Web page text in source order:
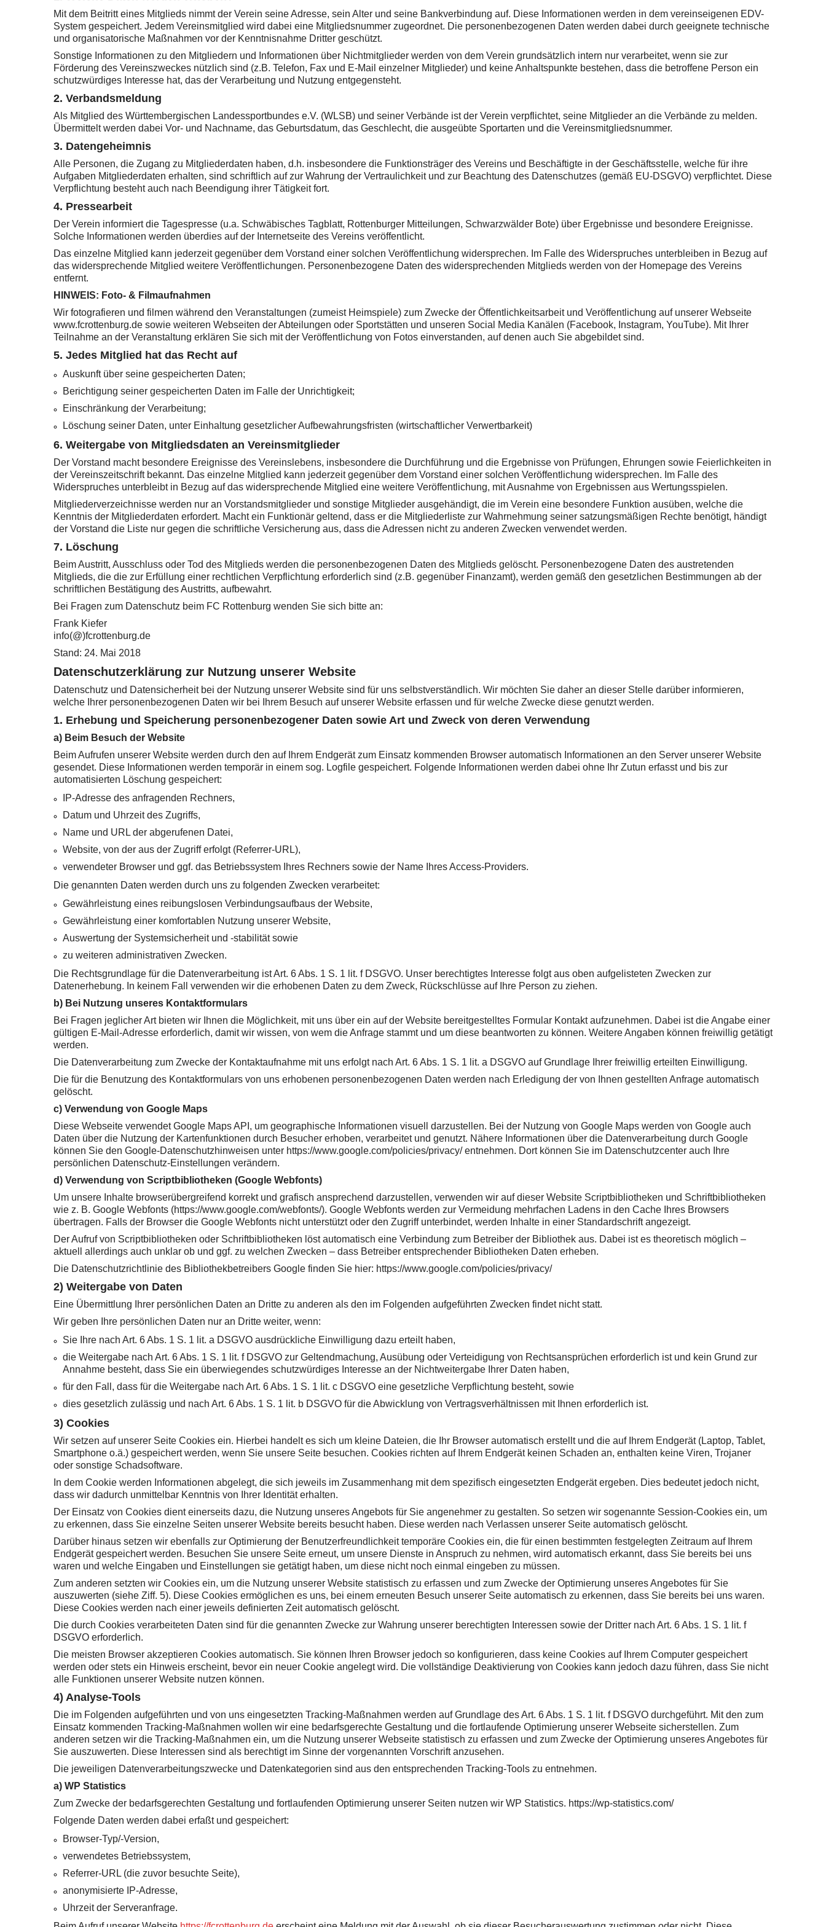
Mit dem Beitritt eines Mitglieds nimmt der Verein seine Adresse, sein Alter und seine Bankverbindung auf. Diese Informationen werden in dem vereinseigenen EDV-
System gespeichert. Jedem Vereinsmitglied wird dabei eine Mitgliedsnummer zugeordnet. Die personenbezogenen Daten werden dabei durch geeignete technische
und organisatorische Maßnahmen vor der Kenntnisnahme Dritter geschützt.
Sonstige Informationen zu den Mitgliedern und Informationen über Nichtmitglieder werden von dem Verein grundsätzlich intern nur verarbeitet, wenn sie zur
Förderung des Vereinszweckes nützlich sind (z.B. Telefon, Fax und E-Mail einzelner Mitglieder) und keine Anhaltspunkte bestehen, dass die betroffene Person ein
schutzwürdiges Interesse hat, das der Verarbeitung und Nutzung entgegensteht.
2. Verbandsmeldung
Als Mitglied des Württembergischen Landessportbundes e.V. (WLSB) und seiner Verbände ist der Verein verpflichtet, seine Mitglieder an die Verbände zu melden.
Übermittelt werden dabei Vor- und Nachname, das Geburtsdatum, das Geschlecht, die ausgeübte Sportarten und die Vereinsmitgliedsnummer.
3. Datengeheimnis
Alle Personen, die Zugang zu Mitgliederdaten haben, d.h. insbesondere die Funktionsträger des Vereins und Beschäftigte in der Geschäftsstelle, welche für ihre
Aufgaben Mitgliederdaten erhalten, sind schriftlich auf zur Wahrung der Vertraulichkeit und zur Beachtung des Datenschutzes (gemäß EU-DSGVO) verpflichtet. Diese
Verpflichtung besteht auch nach Beendigung ihrer Tätigkeit fort.
4. Pressearbeit
Der Verein informiert die Tagespresse (u.a. Schwäbisches Tagblatt, Rottenburger Mitteilungen, Schwarzwälder Bote) über Ergebnisse und besondere Ereignisse.
Solche Informationen werden überdies auf der Internetseite des Vereins veröffentlicht.
Das einzelne Mitglied kann jederzeit gegenüber dem Vorstand einer solchen Veröffentlichung widersprechen. Im Falle des Widerspruches unterbleiben in Bezug auf
das widersprechende Mitglied weitere Veröffentlichungen. Personenbezogene Daten des widersprechenden Mitglieds werden von der Homepage des Vereins
entfernt.
HINWEIS: Foto- & Filmaufnahmen
Wir fotografieren und filmen während den Veranstaltungen (zumeist Heimspiele) zum Zwecke der Öffentlichkeitsarbeit und Veröffentlichung auf unserer Webseite
www.fcrottenburg.de sowie weiteren Webseiten der Abteilungen oder Sportstätten und unseren Social Media Kanälen (Facebook, Instagram, YouTube). Mit Ihrer
Teilnahme an der Veranstaltung erklären Sie sich mit der Veröffentlichung von Fotos einverstanden, auf denen auch Sie abgebildet sind.
5. Jedes Mitglied hat das Recht auf
Auskunft über seine gespeicherten Daten;
Berichtigung seiner gespeicherten Daten im Falle der Unrichtigkeit;
Einschränkung der Verarbeitung;
Löschung seiner Daten, unter Einhaltung gesetzlicher Aufbewahrungsfristen (wirtschaftlicher Verwertbarkeit)
6. Weitergabe von Mitgliedsdaten an Vereinsmitglieder
Der Vorstand macht besondere Ereignisse des Vereinslebens, insbesondere die Durchführung und die Ergebnisse von Prüfungen, Ehrungen sowie Feierlichkeiten in
der Vereinszeitschrift bekannt. Das einzelne Mitglied kann jederzeit gegenüber dem Vorstand einer solchen Veröffentlichung widersprechen. Im Falle des
Widerspruches unterbleibt in Bezug auf das widersprechende Mitglied eine weitere Veröffentlichung, mit Ausnahme von Ergebnissen aus Wertungsspielen.
Mitgliederverzeichnisse werden nur an Vorstandsmitglieder und sonstige Mitglieder ausgehändigt, die im Verein eine besondere Funktion ausüben, welche die
Kenntnis der Mitgliederdaten erfordert. Macht ein Funktionär geltend, dass er die Mitgliederliste zur Wahrnehmung seiner satzungsmäßigen Rechte benötigt, händigt
der Vorstand die Liste nur gegen die schriftliche Versicherung aus, dass die Adressen nicht zu anderen Zwecken verwendet werden.
7. Löschung
Beim Austritt, Ausschluss oder Tod des Mitglieds werden die personenbezogenen Daten des Mitglieds gelöscht. Personenbezogene Daten des austretenden
Mitglieds, die die zur Erfüllung einer rechtlichen Verpflichtung erforderlich sind (z.B. gegenüber Finanzamt), werden gemäß den gesetzlichen Bestimmungen ab der
schriftlichen Bestätigung des Austritts, aufbewahrt.
Bei Fragen zum Datenschutz beim FC Rottenburg wenden Sie sich bitte an:
Frank Kiefer
info(@)fcrottenburg.de
Stand: 24. Mai 2018
Datenschutzerklärung zur Nutzung unserer Website
Datenschutz und Datensicherheit bei der Nutzung unserer Website sind für uns selbstverständlich. Wir möchten Sie daher an dieser Stelle darüber informieren,
welche Ihrer personenbezogenen Daten wir bei Ihrem Besuch auf unserer Website erfassen und für welche Zwecke diese genutzt werden.
1. Erhebung und Speicherung personenbezogener Daten sowie Art und Zweck von deren Verwendung
a) Beim Besuch der Website
Beim Aufrufen unserer Website werden durch den auf Ihrem Endgerät zum Einsatz kommenden Browser automatisch Informationen an den Server unserer Website
gesendet. Diese Informationen werden temporär in einem sog. Logfile gespeichert. Folgende Informationen werden dabei ohne Ihr Zutun erfasst und bis zur
automatisierten Löschung gespeichert:
IP-Adresse des anfragenden Rechners,
Datum und Uhrzeit des Zugriffs,
Name und URL der abgerufenen Datei,
Website, von der aus der Zugriff erfolgt (Referrer-URL),
verwendeter Browser und ggf. das Betriebssystem Ihres Rechners sowie der Name Ihres Access-Providers.
Die genannten Daten werden durch uns zu folgenden Zwecken verarbeitet:
Gewährleistung eines reibungslosen Verbindungsaufbaus der Website,
Gewährleistung einer komfortablen Nutzung unserer Website,
Auswertung der Systemsicherheit und -stabilität sowie
zu weiteren administrativen Zwecken.
Die Rechtsgrundlage für die Datenverarbeitung ist Art. 6 Abs. 1 S. 1 lit. f DSGVO. Unser berechtigtes Interesse folgt aus oben aufgelisteten Zwecken zur
Datenerhebung. In keinem Fall verwenden wir die erhobenen Daten zu dem Zweck, Rückschlüsse auf Ihre Person zu ziehen.
b) Bei Nutzung unseres Kontaktformulars
Bei Fragen jeglicher Art bieten wir Ihnen die Möglichkeit, mit uns über ein auf der Website bereitgestelltes Formular Kontakt aufzunehmen. Dabei ist die Angabe einer
gültigen E-Mail-Adresse erforderlich, damit wir wissen, von wem die Anfrage stammt und um diese beantworten zu können. Weitere Angaben können freiwillig getätigt
werden.
Die Datenverarbeitung zum Zwecke der Kontaktaufnahme mit uns erfolgt nach Art. 6 Abs. 1 S. 1 lit. a DSGVO auf Grundlage Ihrer freiwillig erteilten Einwilligung.
Die für die Benutzung des Kontaktformulars von uns erhobenen personenbezogenen Daten werden nach Erledigung der von Ihnen gestellten Anfrage automatisch
gelöscht.
c) Verwendung von Google Maps
Diese Webseite verwendet Google Maps API, um geographische Informationen visuell darzustellen. Bei der Nutzung von Google Maps werden von Google auch
Daten über die Nutzung der Kartenfunktionen durch Besucher erhoben, verarbeitet und genutzt. Nähere Informationen über die Datenverarbeitung durch Google
können Sie den Google-Datenschutzhinweisen unter https://www.google.com/policies/privacy/ entnehmen. Dort können Sie im Datenschutzcenter auch Ihre
persönlichen Datenschutz-Einstellungen verändern.
d) Verwendung von Scriptbibliotheken (Google Webfonts)
Um unsere Inhalte browserübergreifend korrekt und grafisch ansprechend darzustellen, verwenden wir auf dieser Website Scriptbibliotheken und Schriftbibliotheken
wie z. B. Google Webfonts (https://www.google.com/webfonts/). Google Webfonts werden zur Vermeidung mehrfachen Ladens in den Cache Ihres Browsers
übertragen. Falls der Browser die Google Webfonts nicht unterstützt oder den Zugriff unterbindet, werden Inhalte in einer Standardschrift angezeigt.
Der Aufruf von Scriptbibliotheken oder Schriftbibliotheken löst automatisch eine Verbindung zum Betreiber der Bibliothek aus. Dabei ist es theoretisch möglich –
aktuell allerdings auch unklar ob und ggf. zu welchen Zwecken – dass Betreiber entsprechender Bibliotheken Daten erheben.
Die Datenschutzrichtlinie des Bibliothekbetreibers Google finden Sie hier: https://www.google.com/policies/privacy/
2) Weitergabe von Daten
Eine Übermittlung Ihrer persönlichen Daten an Dritte zu anderen als den im Folgenden aufgeführten Zwecken findet nicht statt.
Wir geben Ihre persönlichen Daten nur an Dritte weiter, wenn:
Sie Ihre nach Art. 6 Abs. 1 S. 1 lit. a DSGVO ausdrückliche Einwilligung dazu erteilt haben,
die Weitergabe nach Art. 6 Abs. 1 S. 1 lit. f DSGVO zur Geltendmachung, Ausübung oder Verteidigung von Rechtsansprüchen erforderlich ist und kein Grund zur
Annahme besteht, dass Sie ein überwiegendes schutzwürdiges Interesse an der Nichtweitergabe Ihrer Daten haben,
für den Fall, dass für die Weitergabe nach Art. 6 Abs. 1 S. 1 lit. c DSGVO eine gesetzliche Verpflichtung besteht, sowie
dies gesetzlich zulässig und nach Art. 6 Abs. 1 S. 1 lit. b DSGVO für die Abwicklung von Vertragsverhältnissen mit Ihnen erforderlich ist.
3) Cookies
Wir setzen auf unserer Seite Cookies ein. Hierbei handelt es sich um kleine Dateien, die Ihr Browser automatisch erstellt und die auf Ihrem Endgerät (Laptop, Tablet,
Smartphone o.ä.) gespeichert werden, wenn Sie unsere Seite besuchen. Cookies richten auf Ihrem Endgerät keinen Schaden an, enthalten keine Viren, Trojaner
oder sonstige Schadsoftware.
In dem Cookie werden Informationen abgelegt, die sich jeweils im Zusammenhang mit dem spezifisch eingesetzten Endgerät ergeben. Dies bedeutet jedoch nicht,
dass wir dadurch unmittelbar Kenntnis von Ihrer Identität erhalten.
Der Einsatz von Cookies dient einerseits dazu, die Nutzung unseres Angebots für Sie angenehmer zu gestalten. So setzen wir sogenannte Session-Cookies ein, um
zu erkennen, dass Sie einzelne Seiten unserer Website bereits besucht haben. Diese werden nach Verlassen unserer Seite automatisch gelöscht.
Darüber hinaus setzen wir ebenfalls zur Optimierung der Benutzerfreundlichkeit temporäre Cookies ein, die für einen bestimmten festgelegten Zeitraum auf Ihrem
Endgerät gespeichert werden. Besuchen Sie unsere Seite erneut, um unsere Dienste in Anspruch zu nehmen, wird automatisch erkannt, dass Sie bereits bei uns
waren und welche Eingaben und Einstellungen sie getätigt haben, um diese nicht noch einmal eingeben zu müssen.
Zum anderen setzten wir Cookies ein, um die Nutzung unserer Website statistisch zu erfassen und zum Zwecke der Optimierung unseres Angebotes für Sie
auszuwerten (siehe Ziff. 5). Diese Cookies ermöglichen es uns, bei einem erneuten Besuch unserer Seite automatisch zu erkennen, dass Sie bereits bei uns waren.
Diese Cookies werden nach einer jeweils definierten Zeit automatisch gelöscht.
Die durch Cookies verarbeiteten Daten sind für die genannten Zwecke zur Wahrung unserer berechtigten Interessen sowie der Dritter nach Art. 6 Abs. 1 S. 1 lit. f
DSGVO erforderlich.
Die meisten Browser akzeptieren Cookies automatisch. Sie können Ihren Browser jedoch so konfigurieren, dass keine Cookies auf Ihrem Computer gespeichert
werden oder stets ein Hinweis erscheint, bevor ein neuer Cookie angelegt wird. Die vollständige Deaktivierung von Cookies kann jedoch dazu führen, dass Sie nicht
alle Funktionen unserer Website nutzen können.
4) Analyse-Tools
Die im Folgenden aufgeführten und von uns eingesetzten Tracking-Maßnahmen werden auf Grundlage des Art. 6 Abs. 1 S. 1 lit. f DSGVO durchgeführt. Mit den zum
Einsatz kommenden Tracking-Maßnahmen wollen wir eine bedarfsgerechte Gestaltung und die fortlaufende Optimierung unserer Webseite sicherstellen. Zum
anderen setzen wir die Tracking-Maßnahmen ein, um die Nutzung unserer Webseite statistisch zu erfassen und zum Zwecke der Optimierung unseres Angebotes für
Sie auszuwerten. Diese Interessen sind als berechtigt im Sinne der vorgenannten Vorschrift anzusehen.
Die jeweiligen Datenverarbeitungszwecke und Datenkategorien sind aus den entsprechenden Tracking-Tools zu entnehmen.
a) WP Statistics
Zum Zwecke der bedarfsgerechten Gestaltung und fortlaufenden Optimierung unserer Seiten nutzen wir WP Statistics. https://wp-statistics.com/
Folgende Daten werden dabei erfaßt und gespeichert:
Browser-Typ/-Version,
verwendetes Betriebssystem,
Referrer-URL (die zuvor besuchte Seite),
anonymisierte IP-Adresse,
Uhrzeit der Serveranfrage.